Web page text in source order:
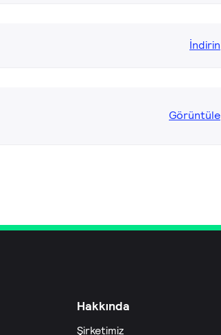
İndirin
Görüntüle
Hakkında
Şirketimiz